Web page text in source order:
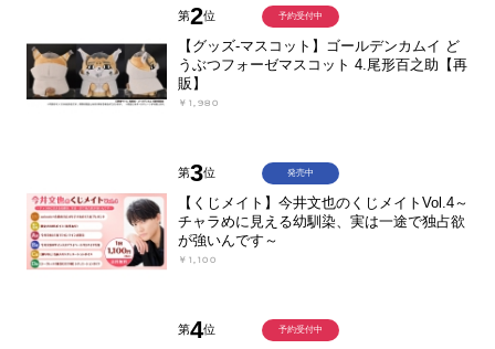
第2位
【グッズ-マスコット】ゴールデンカムイ ど
うぶつフォーゼマスコット 4.尾形百之助【再
販】
￥1,980
予約受付中
第3位
【くじメイト】今井文也のくじメイトVol.4～
チャラめに見える幼馴染、実は一途で独占欲
が強いんです～
￥1,100
発売中
第4位 予約受付中